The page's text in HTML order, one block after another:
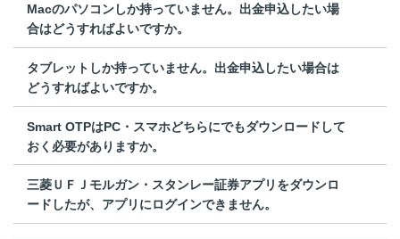
Macのパソコンしか持っていません。出金申込したい場
合はどうすればよいですか。
タブレットしか持っていません。出金申込したい場合は
どうすればよいですか。
Smart OTPはPC・スマホどちらにでもダウンロードして
おく必要がありますか。
三菱ＵＦＪモルガン・スタンレー証券アプリをダウンロ
ードしたが、アプリにログインできません。